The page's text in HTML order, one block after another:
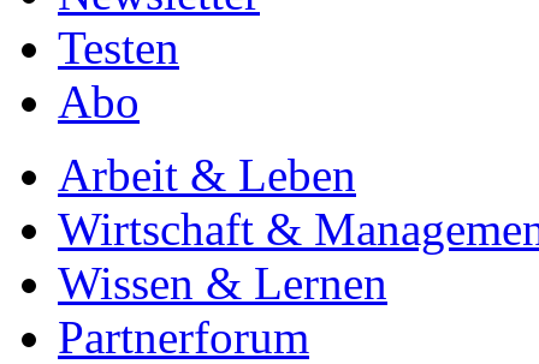
Testen
Abo
Arbeit & Leben
Wirtschaft &
Wissen & Lernen
Partnerforum